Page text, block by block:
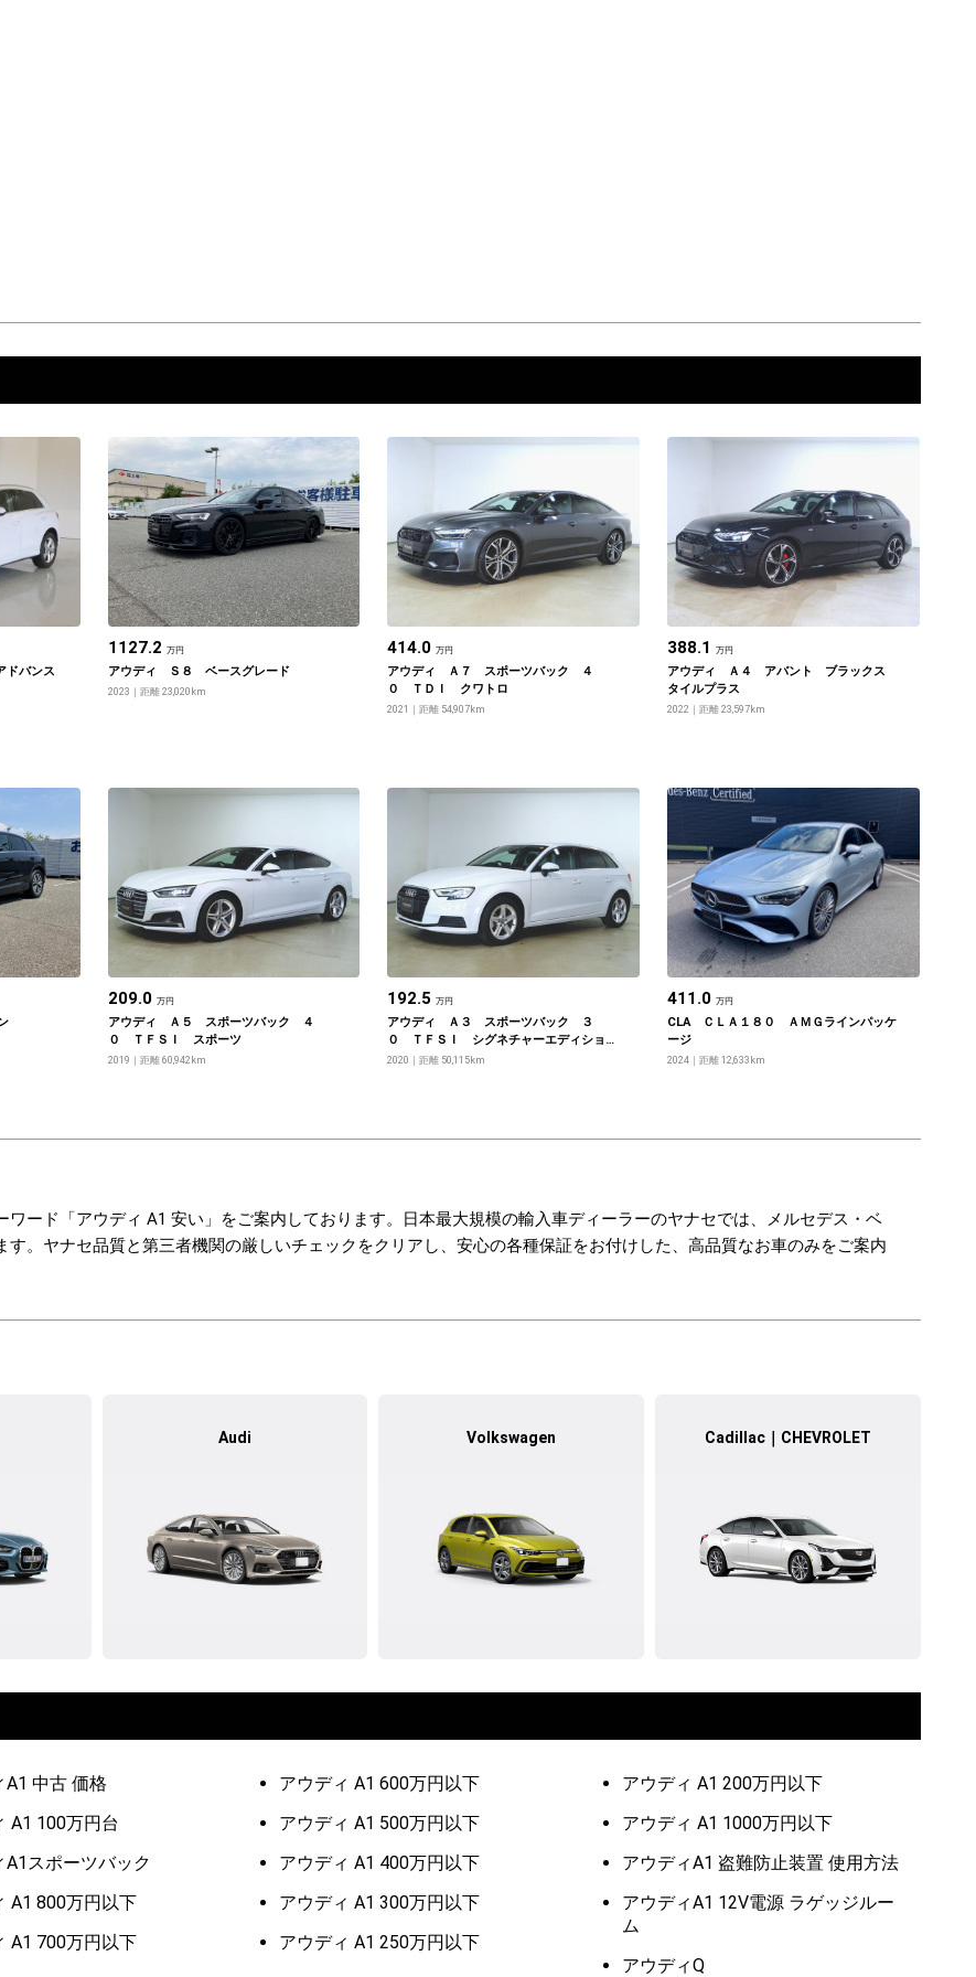
ドバンス
1127.2 万円
アウディ Ｓ８ ベースグレード
2023 距離 23,020km
414.0万円
アウディ Ａ７ スポーツバック ４
０ ＴＤＩ クワトロ
2021 距離 54,907km
388.1万円
アウディ Ａ４ アバント ブラックス
タイルプラス
2022 距離 23,597km
209.0 万円
アウディ Ａ５ スポーツバック ４
０ ＴＦＳＩ スポーツ
2019 距離 60,942km
192.5万円
アウディ Ａ３ スポーツバック ３
０ ＴＦＳＩ シグネチャーエディショ
ン
2020 距離 50,115km
411.0万円
CLA ＣＬＡ１８０ ＡＭＧラインパッケ
ージ
2024 距離 12,633km
ード「アウディ A1 安い」をご案内しております。日本最大規模の輸入車ディーラーのヤナセでは、メルセデス・ベ
。ヤナセ品質と第三者機関の厳しいチェックをクリアし、安心の各種保証をお付けした、高品質なお車のみをご案内
Audi Volkswagen Cadillac｜CHEVROLET
A1 中古 価格
A1 100万円台
A1スポーツバック
A1 800万円以下
A1 700万円以下
アウディ A1 600万円以下
アウディ A1 500万円以下
アウディ A1 400万円以下
アウディ A1 300万円以下
アウディ A1 250万円以下
アウディ A1 200万円以下
アウディ A1 1000万円以下
アウディA1 盗難防止装置 使用方法
アウディA1 12V電源 ラゲッジルー
ム
アウディQ